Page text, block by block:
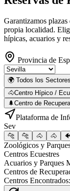
Garantizamos plazas
propia localidad.
hípicas, acuarios y
Provincia de
🌍 Todos los Sectores
🐴Centro Hípico /
🌲Centro de
Plataforma de
Sev
🐆 🐆 🐴 🐴 🐠
Zoológicos y
Centros Ecuestres
Acuarios y Parques
Centros de
Centros Encontrados: